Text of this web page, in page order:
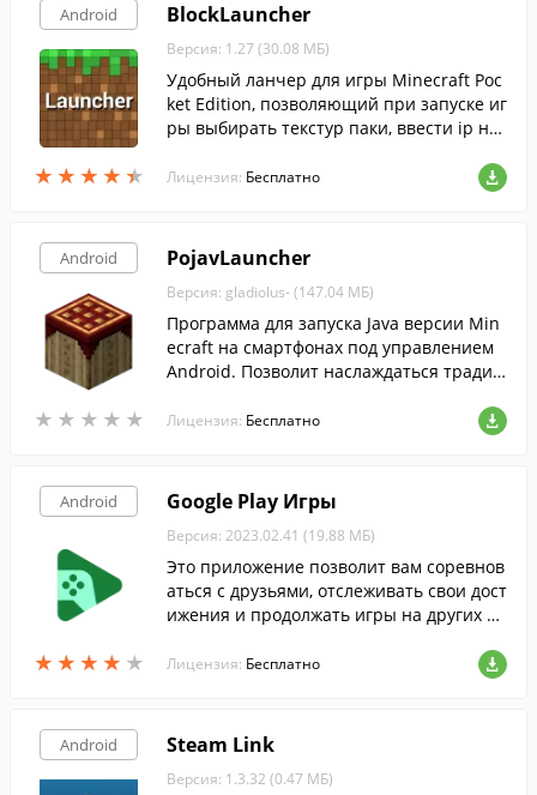
Android
★ ★ ★ ★ ★
★ ★ ★ ★ ★
BlockLauncher
Версия: 1.27 (30.08 МБ)
Удобный ланчер для игры Minecraft Poc
ket Edition, позволяющий при запуске иг
ры выбирать текстур паки, ввести ip ну
ды.
Лицензия: Бесплатно
Android
★ ★ ★ ★ ★
★ ★ ★ ★ ★
PojavLauncher
Версия: gladiolus- (147.04 МБ)
Программа для запуска Java версии Min
ecraft на смартфонах под управлением
Android. Позволит наслаждаться традиц
гры-песочницы в любом месте и в любо
Лицензия: Бесплатно
Android
★ ★ ★ ★ ★
★ ★ ★ ★ ★
Google Play Игры
Версия: 2023.02.41 (19.88 МБ)
Это приложение позволит вам соревнов
аться с друзьями, отслеживать свои дост
ижения и продолжать игры на других ус
ы остановились.
Лицензия: Бесплатно
Android Steam Link
Версия: 1.3.32 (0.47 МБ)